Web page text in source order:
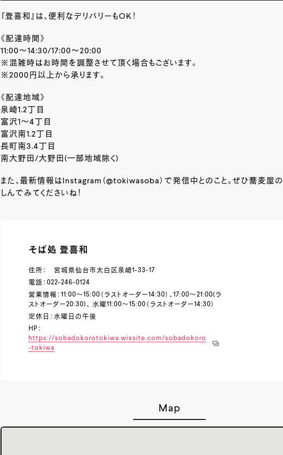
『登喜和』は、便利なデリバリーもOK！
《配達時間》
11:00～14:30/17:00～20:00
​​※混雑時はお時間を調整させて頂く場合もございます。
​※2000円以上から承ります。
《配達地域》
泉崎1.2丁目
富沢1～4丁目
富沢南1.2丁目
長町南3.4丁目
​南大野田/大野田(一部地域除く)
また、最新情報はInstagram（@tokiwasoba）で発信中とのこと。ぜひ蕎麦屋
しんでみてくださいね！
そば処 登喜和
住所： 宮城県仙台市太白区泉崎1-33-17
電話：022-246-0124
営業情報：11:00～15:00（ラストオーダー14:30）、17:00～21:00(ラ
ストオーダー20:30)、 水曜11:00～15:00（ラストオーダー14:30）
定休日：水曜日の午後
HP：
https://sobadokorotokiwa.wixsite.com/sobadokoro
-tokiwa
Map